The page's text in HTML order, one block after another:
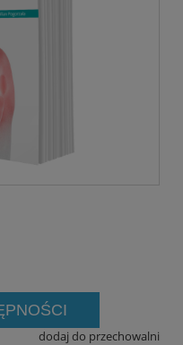
dodaj do przechowalni